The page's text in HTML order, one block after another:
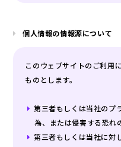
個人情報の情報源について
このウェブサイトのご利用
ものとします。
第三者もしくは当社のプ
為、または侵害する恐れ
第三者もしくは当社に対